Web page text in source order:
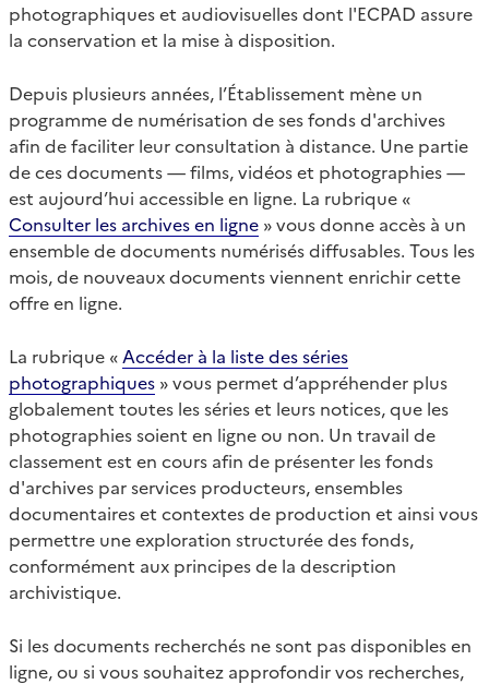
photographiques et audiovisuelles dont l'ECPAD assure
la conservation et la mise à disposition.
Depuis plusieurs années, l’Établissement mène un
programme de numérisation de ses fonds d'archives
afin de faciliter leur consultation à distance. Une partie
de ces documents — films, vidéos et photographies —
est aujourd’hui accessible en ligne. La rubrique «
Consulter les archives en ligne » vous donne accès à un
ensemble de documents numérisés diffusables. Tous les
mois, de nouveaux documents viennent enrichir cette
offre en ligne.
La rubrique « Accéder à la liste des séries
photographiques » vous permet d’appréhender plus
globalement toutes les séries et leurs notices, que les
photographies soient en ligne ou non. Un travail de
classement est en cours afin de présenter les fonds
d'archives par services producteurs, ensembles
documentaires et contextes de production et ainsi vous
permettre une exploration structurée des fonds,
conformément aux principes de la description
archivistique.
Si les documents recherchés ne sont pas disponibles en
ligne, ou si vous souhaitez approfondir vos recherches,